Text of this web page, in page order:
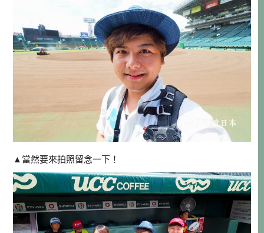
▲當然要來拍照留念一下！